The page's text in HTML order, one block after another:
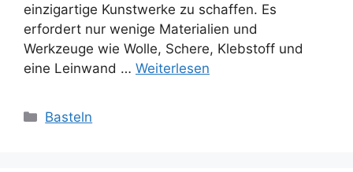
einzigartige Kunstwerke zu schaffen. Es
erfordert nur wenige Materialien und
Werkzeuge wie Wolle, Schere, Klebstoff und
eine Leinwand … Weiterlesen
Kategorien
Basteln